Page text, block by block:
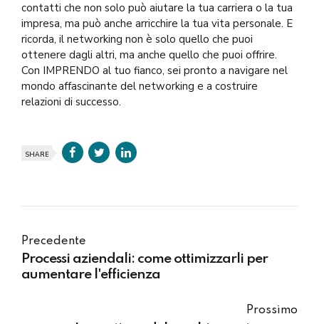
contatti che non solo può aiutare la tua carriera o la tua
impresa, ma può anche arricchire la tua vita personale. E
ricorda, il networking non è solo quello che puoi
ottenere dagli altri, ma anche quello che puoi offrire.
Con IMPRENDO al tuo fianco, sei pronto a navigare nel
mondo affascinante del networking e a costruire
relazioni di successo.
SHARE
Precedente
Processi aziendali: come ottimizzarli per
aumentare l'efficienza
Prossimo